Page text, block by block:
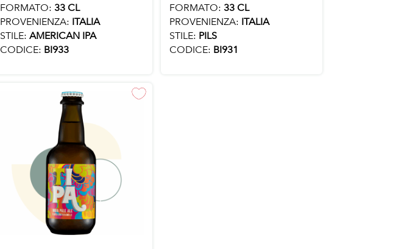
FORMATO: 33 CL
PROVENIENZA: ITALIA
STILE: AMERICAN IPA
CODICE: BI933
FORMATO: 33 CL
PROVENIENZA: ITALIA
STILE: PILS
CODICE: BI931